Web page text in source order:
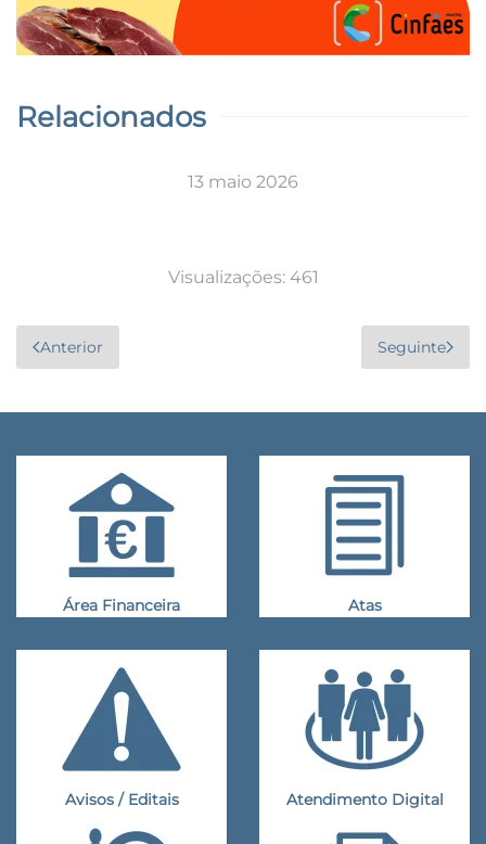
Relacionados
13 maio 2026
Visualizações: 461
Anterior Seguinte
Área Financeira Atas
Avisos / Editais Atendimento Digital